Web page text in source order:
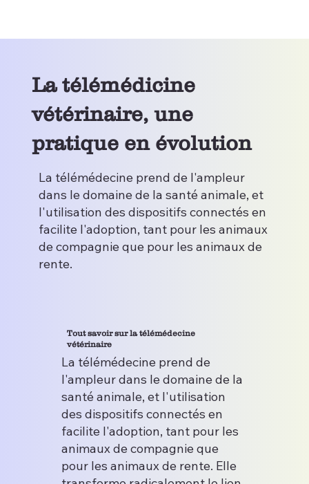
La télémédicine
vétérinaire, une
pratique en évolution
La télémédecine prend de l'ampleur
dans le domaine de la santé animale, et
l'utilisation des dispositifs connectés en
facilite l'adoption, tant pour les animaux
de compagnie que pour les animaux de
rente.
Tout savoir sur la télémédecine
vétérinaire
La télémédecine prend de
l'ampleur dans le domaine de la
santé animale, et l'utilisation
des dispositifs connectés en
facilite l'adoption, tant pour les
animaux de compagnie que
pour les animaux de rente. Elle